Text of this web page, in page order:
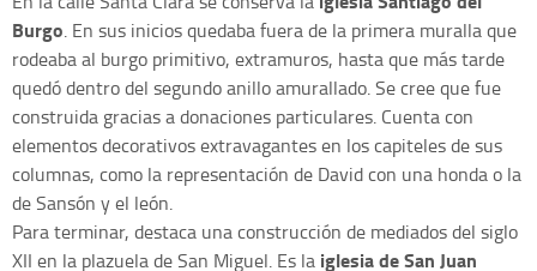
Burgo. En sus inicios quedaba fuera de la primera muralla que
rodeaba al burgo primitivo, extramuros, hasta que más tarde
quedó dentro del segundo anillo amurallado. Se cree que fue
construida gracias a donaciones particulares. Cuenta con
elementos decorativos extravagantes en los capiteles de sus
columnas, como la representación de David con una honda o la
de Sansón y el león.
Para terminar, destaca una construcción de mediados del siglo
XII en la plazuela de San Miguel. Es la iglesia de San Juan